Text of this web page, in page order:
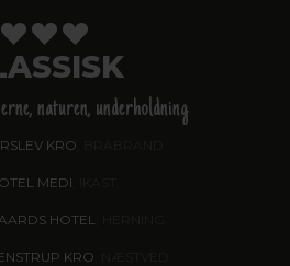
naturen, underholdning
KRO
MEDI
HOTEL
KRO